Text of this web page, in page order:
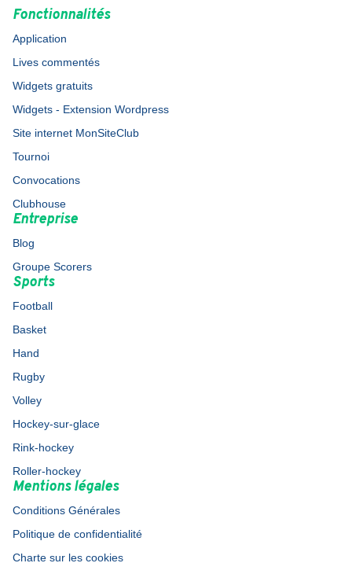
Fonctionnalités
Application
Lives commentés
Widgets gratuits
Widgets - Extension Wordpress
Site internet MonSiteClub
Tournoi
Convocations
Clubhouse
Entreprise
Blog
Groupe Scorers
Sports
Football
Basket
Hand
Rugby
Volley
Hockey-sur-glace
Rink-hockey
Roller-hockey
Mentions légales
Conditions Générales
Politique de confidentialité
Charte sur les cookies